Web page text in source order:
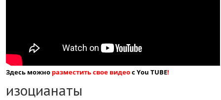
Здесь можно разместить свое видеос You TUBE!
изоцианаты